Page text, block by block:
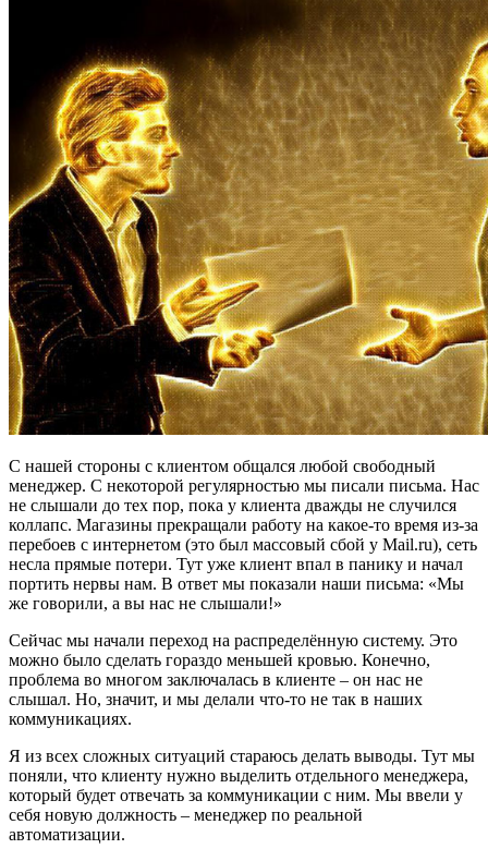
С нашей стороны с клиентом общался любой свободный
менеджер. С некоторой регулярностью мы писали письма. Нас
не слышали до тех пор, пока у клиента дважды не случился
коллапс. Магазины прекращали работу на какое-то время из-за
перебоев с интернетом (это был массовый сбой у Mail.ru), сеть
несла прямые потери. Тут уже клиент впал в панику и начал
портить нервы нам. В ответ мы показали наши письма: «Мы
же говорили, а вы нас не слышали!»
Сейчас мы начали переход на распределённую систему. Это
можно было сделать гораздо меньшей кровью. Конечно,
проблема во многом заключалась в клиенте – он нас не
слышал. Но, значит, и мы делали что-то не так в наших
коммуникациях.
Я из всех сложных ситуаций стараюсь делать выводы. Тут мы
поняли, что клиенту нужно выделить отдельного менеджера,
который будет отвечать за коммуникации с ним. Мы ввели у
себя новую должность – менеджер по реальной
автоматизации.